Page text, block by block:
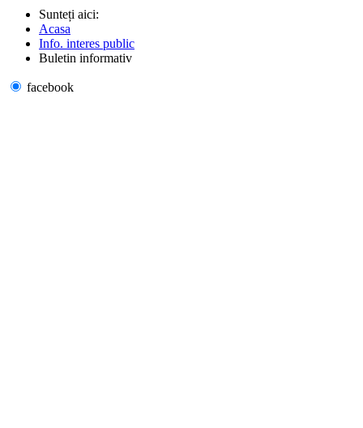
Sunteți aici:
Acasa
Info. interes public
Buletin informativ
facebook